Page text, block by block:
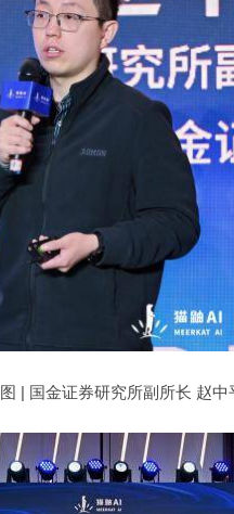
图 | 国金证券研究所副所长 赵中